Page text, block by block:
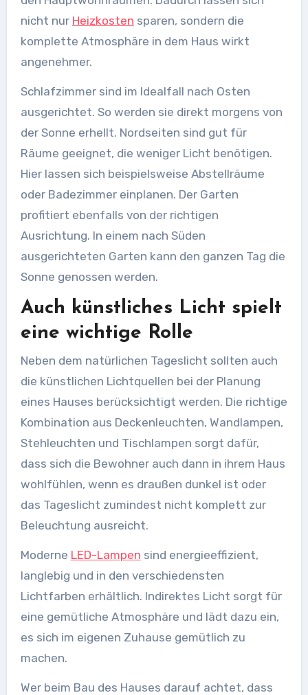
nicht nur Heizkosten sparen, sondern die
komplette Atmosphäre in dem Haus wirkt
angenehmer.
Schlafzimmer sind im Idealfall nach Osten
ausgerichtet. So werden sie direkt morgens von
der Sonne erhellt. Nordseiten sind gut für
Räume geeignet, die weniger Licht benötigen.
Hier lassen sich beispielsweise Abstellräume
oder Badezimmer einplanen. Der Garten
profitiert ebenfalls von der richtigen
Ausrichtung. In einem nach Süden
ausgerichteten Garten kann den ganzen Tag die
Sonne genossen werden.
Auch künstliches Licht spielt
eine wichtige Rolle
Neben dem natürlichen Tageslicht sollten auch
die künstlichen Lichtquellen bei der Planung
eines Hauses berücksichtigt werden. Die richtige
Kombination aus Deckenleuchten, Wandlampen,
Stehleuchten und Tischlampen sorgt dafür,
dass sich die Bewohner auch dann in ihrem Haus
wohlfühlen, wenn es draußen dunkel ist oder
das Tageslicht zumindest nicht komplett zur
Beleuchtung ausreicht.
Moderne LED-Lampen sind energieeffizient,
langlebig und in den verschiedensten
Lichtfarben erhältlich. Indirektes Licht sorgt für
eine gemütliche Atmosphäre und lädt dazu ein,
es sich im eigenen Zuhause gemütlich zu
machen.
Wer beim Bau des Hauses darauf achtet, dass